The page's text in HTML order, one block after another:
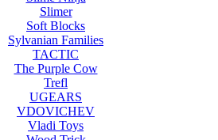
Slimer
Soft Blocks
Sylvanian Families
TACTIC
The Purple Cow
Trefl
UGEARS
VDOVICHEV
Vladi Toys